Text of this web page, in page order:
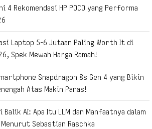
4 Rekomendasi HP POCO yang Performa
Laptop 5-6 Jutaan Paling Worth It di
Spek Mewah Harga Ramah!
Snapdragon 8s Gen 4 yang Bikin
Atas Makin Panas!
Balik AI: Apa Itu LLM dan Manfaatnya dalam
Sebastian Raschka